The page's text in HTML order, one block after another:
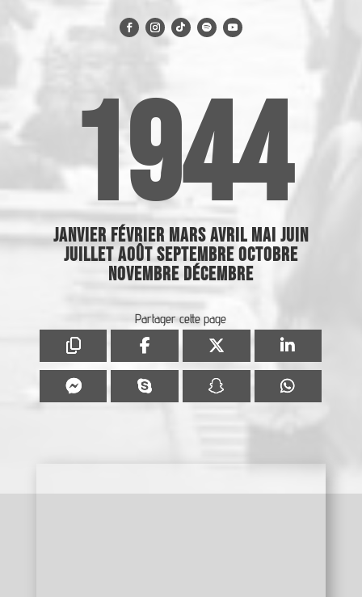
1944
JanvierFévrier MarsAvril Mai Juin
JuilletAoûtSeptembreOctobre
Novembre Décembre
Partager cette page
Carte